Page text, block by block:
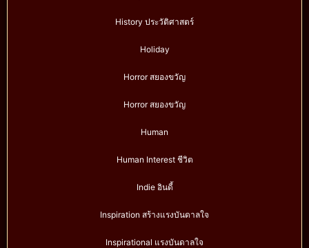
History ประวัติศาสตร์
Holiday
Horror สยองขวัญ
Horror สยองขวัญ
Human
Human Interest ชีวิต
Indie อินดี้
Inspiration สร้างแรงบันดาลใจ
Inspirational แรงบันดาลใจ